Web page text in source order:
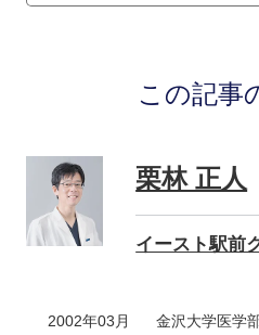
この記事
栗林 正人
イースト駅前
2002年03月
金沢大学医学